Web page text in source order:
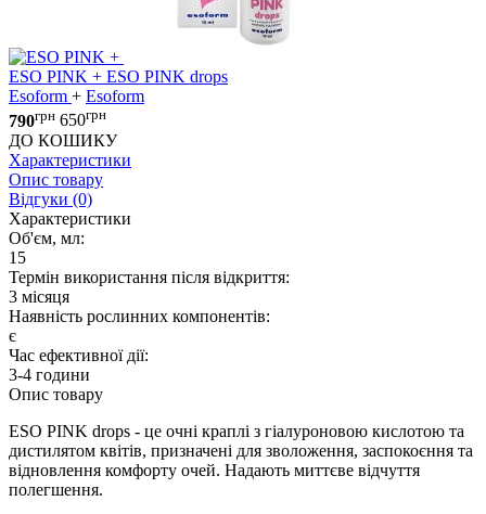
+
ESO PINK + ESO PINK drops
Esoform + Esoform
790грн 650грн
ДО КОШИКУ
Характеристики
Опис товару
Відгуки (0)
Характеристики
Об'єм, мл:
15
Термін використання після відкриття:
3 мiсяця
Наявність рослинних компонентів:
є
Час ефективної дії:
3-4 години
Опис товару
ESO PINK drops - це очні краплі з гіалуроновою кислотою та
дистилятом квітів, призначені для зволоження, заспокоєння та
відновлення комфорту очей. Надають миттєве відчуття
полегшення.